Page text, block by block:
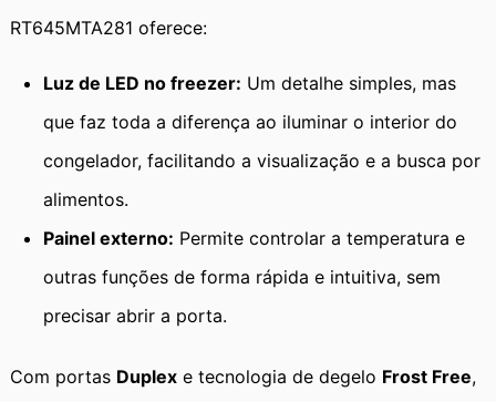
RT645MTA281 oferece:
Luz de LED no freezer: Um detalhe simples, mas
que faz toda a diferença ao iluminar o interior do
congelador, facilitando a visualização e a busca por
alimentos.
Painel externo: Permite controlar a temperatura e
outras funções de forma rápida e intuitiva, sem
precisar abrir a porta.
Com portas Duplex e tecnologia de degelo Frost Free,